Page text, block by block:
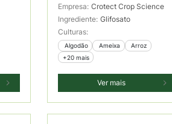
Empresa: Crotect Crop Science
Ingrediente: Glifosato
Culturas:
Algodão Ameixa
Arroz
+20 mais
Ver mais